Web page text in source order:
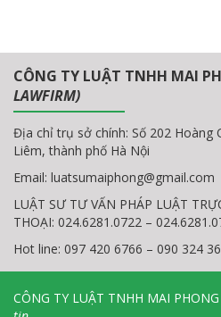
CÔNG TY LUẬT TNHH MAI
LAWFIRM)
Địa chỉ trụ sở chính: Số 202 Hoàng
Liêm, thành phố Hà Nội
Email: luatsumaiphong@gmail.com
LUẬT SƯ TƯ VẤN PHÁP LUẬT
THOẠI: 024.6281.0722 –
Hot line: 097 420 6766 – 090 324
CÔNG TY LUẬT TNHH MAI